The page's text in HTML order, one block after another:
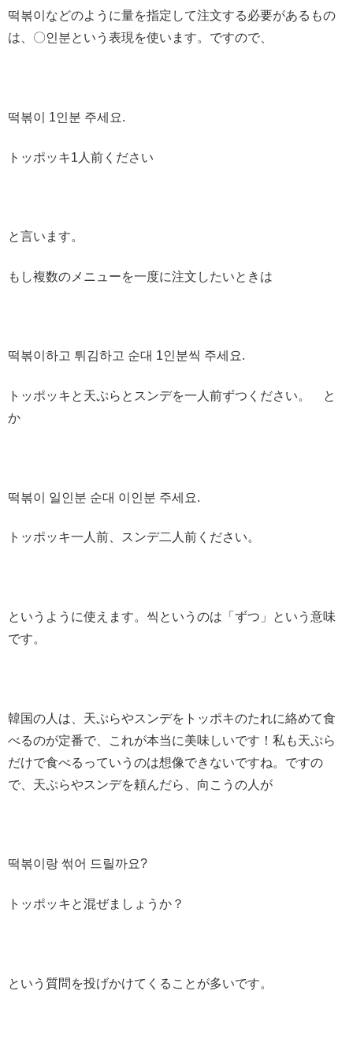
떡볶이などのように量を指定して注文する必要があるもの
は、〇인분という表現を使います。ですので、
떡볶이 1인분 주세요.
トッポッキ1人前ください
と言います。
もし複数のメニューを一度に注文したいときは
떡볶이하고 튀김하고 순대 1인분씩 주세요.
トッポッキと天ぷらとスンデを一人前ずつください。 と
か
떡볶이 일인분 순대 이인분 주세요.
トッポッキ一人前、スンデ二人前ください。
というように使えます。씩というのは「ずつ」という意味
です。
韓国の人は、天ぷらやスンデをトッポキのたれに絡めて食
べるのが定番で、これが本当に美味しいです！私も天ぷら
だけで食べるっていうのは想像できないですね。ですの
で、天ぷらやスンデを頼んだら、向こうの人が
떡볶이랑 썪어 드릴까요?
トッポッキと混ぜましょうか？
という質問を投げかけてくることが多いです。